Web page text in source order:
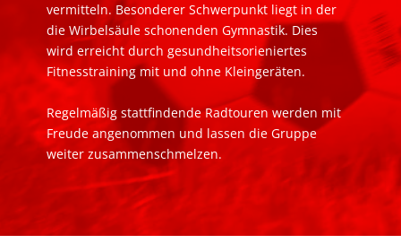
vermitteln. Besonderer Schwerpunkt liegt in der
die Wirbelsäule schonenden Gymnastik. Dies
wird erreicht durch gesundheitsorieniertes
Fitnesstraining mit und ohne Kleingeräten.
Regelmäßig stattfindende Radtouren werden mit
Freude angenommen und lassen die Gruppe
weiter zusammenschmelzen.